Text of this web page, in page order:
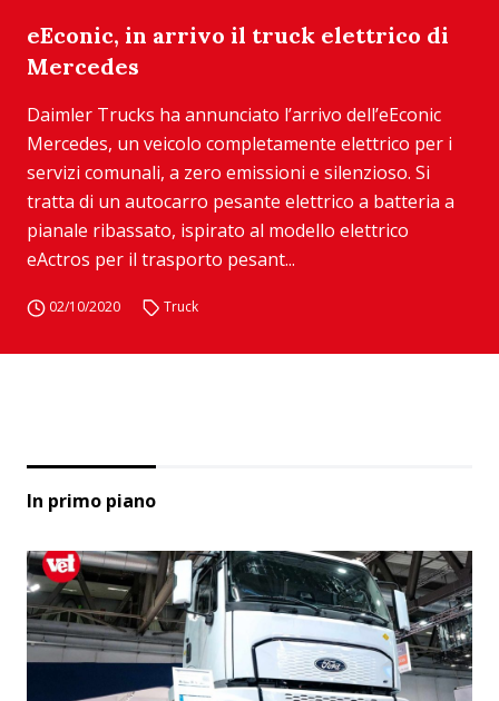
eEconic, in arrivo il truck elettrico di
Mercedes
Daimler Trucks ha annunciato l’arrivo dell’eEconic
Mercedes, un veicolo completamente elettrico per i
servizi comunali, a zero emissioni e silenzioso. Si
tratta di un autocarro pesante elettrico a batteria a
pianale ribassato, ispirato al modello elettrico
eActros per il trasporto pesant...
02/10/2020 Truck
In primo piano